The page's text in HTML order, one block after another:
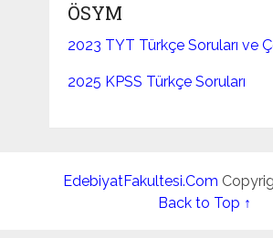
ÖSYM
2023 TYT Türkçe Soruları ve
2025 KPSS Türkçe Soruları
EdebiyatFakultesi.Com
Back to Top ↑